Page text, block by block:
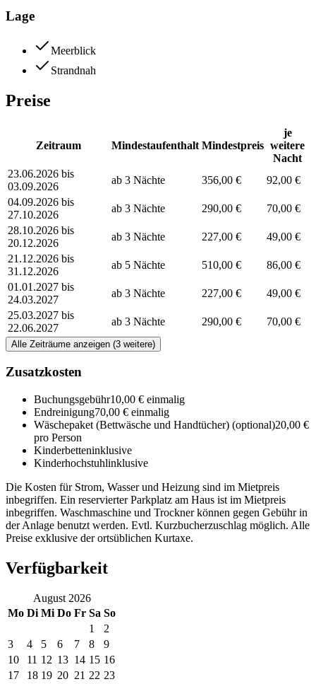
Lage
Meerblick
Strandnah
Preise
Zeitraum Mindestaufenthalt Mindestpreis
je
weitere
Nacht
23.06.2026 bis
03.09.2026
ab 3 Nächte 356,00 €
92,00 €
04.09.2026 bis
27.10.2026
ab 3 Nächte 290,00 €
70,00 €
28.10.2026 bis
20.12.2026
ab 3 Nächte 227,00 €
49,00 €
21.12.2026 bis
31.12.2026
ab 5 Nächte 510,00 €
86,00 €
01.01.2027 bis
24.03.2027
ab 3 Nächte 227,00 €
49,00 €
25.03.2027 bis
22.06.2027
ab 3 Nächte 290,00 € 70,00 €
Alle Zeiträume anzeigen (3 weitere)
Zusatzkosten
Buchungsgebühr10,00 € einmalig
Endreinigung70,00 € einmalig
Wäschepaket (Bettwäsche und Handtücher) (optional)20,00 €
pro Person
Kinderbetteninklusive
Kinderhochstuhlinklusive
Die Kosten für Strom, Wasser und Heizung sind im Mietpreis
inbegriffen. Ein reservierter Parkplatz am Haus ist im Mietpreis
inbegriffen. Waschmaschine und Trockner können gegen Gebühr in
der Anlage benutzt werden. Evtl. Kurzbucherzuschlag möglich. Alle
Preise exklusive der ortsüblichen Kurtaxe.
Verfügbarkeit
August 2026
Mo Di Mi Do Fr Sa So
1
2
3
4 5 6 7 8
9
10
11 12 13 14 15 16
17
18 19 20 21 22 23